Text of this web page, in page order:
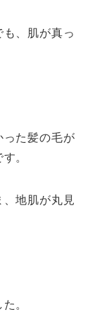
、肌が真っ
った髪の毛が
。
地肌が丸見
。